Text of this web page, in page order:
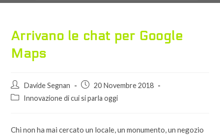
Arrivano le chat per Google
Maps
Autore
dell'articolo:
Davide Segnan
Articolo
pubblicato:
20 Novembre 2018
Categoria
Innovazione di cui si parla oggi
Chi non ha mai cercato un locale, un monumento, un negozio